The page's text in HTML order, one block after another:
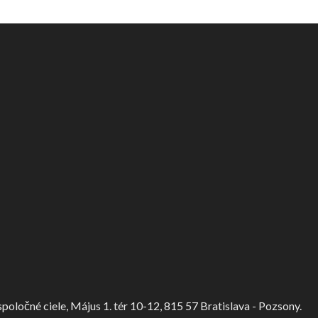
ciele, Május 1. tér 10-12, 815 57 Bratislava - Pozsony.